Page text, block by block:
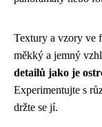
Textury a vzory ve
měkký a jemný
detailů jako je
Experimentujte s
držte se jí.